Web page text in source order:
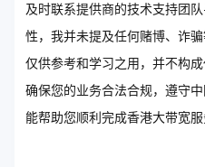
及时联系提供商的技术支持团
性，我并未提及任何赌博、诈
仅供参考和学习之用，并不构
确保您的业务合法合规，遵守
能帮助您顺利完成香港大带宽服